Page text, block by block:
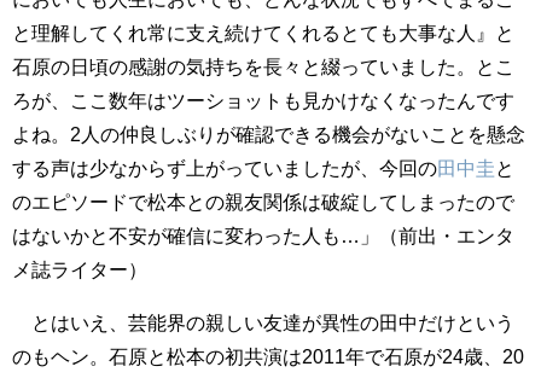
と理解してくれ常に支え続けてくれるとても大事な人』と
石原の日頃の感謝の気持ちを長々と綴っていました。とこ
ろが、ここ数年はツーショットも見かけなくなったんです
よね。2人の仲良しぶりが確認できる機会がないことを懸念
する声は少なからず上がっていましたが、今回の田中圭 と
のエピソードで松本との親友関係は破綻してしまったので
はないかと不安が確信に変わった人も…」（前出・エンタ
メ誌ライター）
とはいえ、芸能界の親しい友達が異性の田中だけという
のもヘン。石原と松本の初共演は2011年で石原が24歳、20